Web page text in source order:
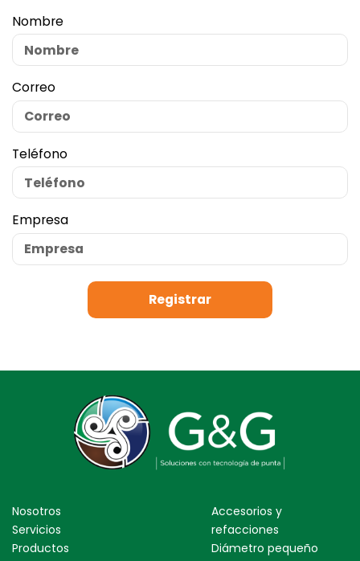
Nombre
Correo
Teléfono
Empresa
Registrar
Nosotros
Servicios
Productos
Accesorios y
refacciones
Diámetro pequeño